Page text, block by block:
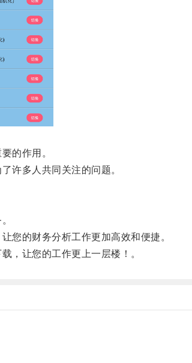
的作用。
许多人共同关注的问题。
的财务分析工作更加高效和便捷。
让您的工作更上一层楼！。